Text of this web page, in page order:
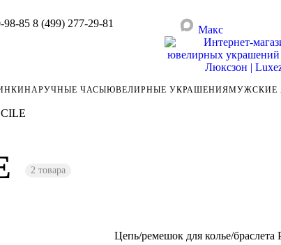
98-85 8 (499) 277-29-81
Макс
НАРУЧНЫЕ ЧАСЫЮВЕЛИРНЫЕ УКРАШЕНИЯМУЖСКИЕ
2 товара
Цепь/ремешок для колье/браслета